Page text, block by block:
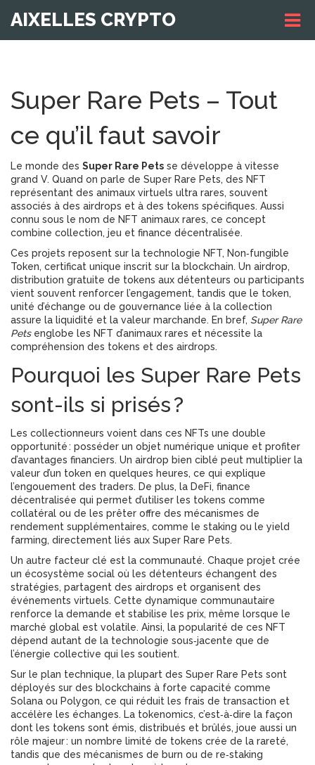
AIXELLES CRYPTO
Super Rare Pets – Tout
ce qu’il faut savoir
Le monde des Super Rare Pets se développe à vitesse
grand V. Quand on parle de Super Rare Pets, des NFT
représentant des animaux virtuels ultra rares, souvent
associés à des airdrops et à des tokens spécifiques. Aussi
connu sous le nom de NFT animaux rares, ce concept
combine collection, jeu et finance décentralisée.
Ces projets reposent sur la technologie NFT, Non‑fungible
Token, certificat unique inscrit sur la blockchain. Un airdrop,
distribution gratuite de tokens aux détenteurs ou participants
vient souvent renforcer l’engagement, tandis que le token,
unité d’échange ou de gouvernance liée à la collection
assure la liquidité et la valeur marchande. En bref, Super Rare
Petsenglobe les NFT d’animaux rares et nécessite la
compréhension des tokens et des airdrops.
Pourquoi les Super Rare Pets
sont-ils si prisés ?
Les collectionneurs voient dans ces NFTs une double
opportunité : posséder un objet numérique unique et profiter
d’avantages financiers. Un airdrop bien ciblé peut multiplier la
valeur d’un token en quelques heures, ce qui explique
l’engouement des traders. De plus, la DeFi, finance
décentralisée qui permet d’utiliser les tokens comme
collatéral ou de les prêter offre des mécanismes de
rendement supplémentaires, comme le staking ou le yield
farming, directement liés aux Super Rare Pets.
Un autre facteur clé est la communauté. Chaque projet crée
un écosystème social où les détenteurs échangent des
stratégies, partagent des airdrops et organisent des
événements virtuels. Cette dynamique communautaire
renforce la demande et stabilise les prix, même lorsque le
marché global est volatile. Ainsi, la popularité de ces NFT
dépend autant de la technologie sous‑jacente que de
l’énergie collective qui les soutient.
Sur le plan technique, la plupart des Super Rare Pets sont
déployés sur des blockchains à forte capacité comme
Solana ou Polygon, ce qui réduit les frais de transaction et
accélère les échanges. La tokenomics, c’est‑à‑dire la façon
dont les tokens sont émis, distribués et brûlés, joue aussi un
rôle majeur : un nombre limité de tokens crée de la rareté,
tandis que des mécanismes de burn ou de re‑staking